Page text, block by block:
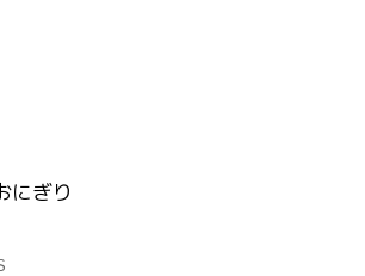
にぎり